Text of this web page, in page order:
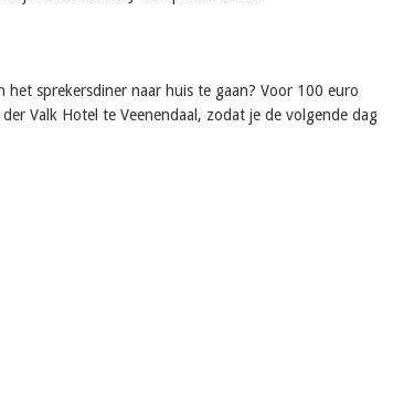
sprekersdiner naar huis te gaan? Voor 100 euro
Valk Hotel te Veenendaal, zodat je de volgende dag